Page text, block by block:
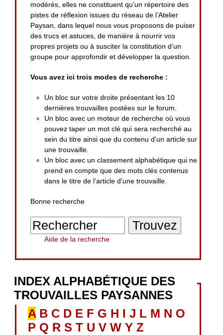
modérés, elles ne constituent qu’un répertoire des
pistes de réflexion issues du réseau de l’Atelier
Paysan, dans lequel nous vous proposons de puiser
des trucs et astuces, de manière à nourrir vos
propres projets ou à susciter la constitution d’un
groupe pour approfondir et développer la question.
Vous avez ici trois modes de recherche :
Un bloc sur votre droite présentant les 10
dernières trouvailles postées sur le forum.
Un bloc avec un moteur de recherche où vous
pouvez taper un mot clé qui sera recherché au
sein du titre ainsi que du contenu d’un article sur
une trouvaille.
Un bloc avec un classement alphabétique qui ne
prend en compte que des mots clés contenus
dans le titre de l’article d’une trouvaille.
Bonne recherche
Aide de la recherche
INDEX ALPHABÉTIQUE DES
TROUVAILLES PAYSANNES
A B C D E F G H I J L M N O
P Q R S T U V W Y Z